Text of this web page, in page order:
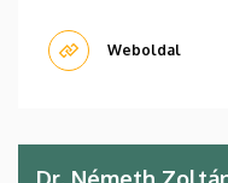
Weboldal